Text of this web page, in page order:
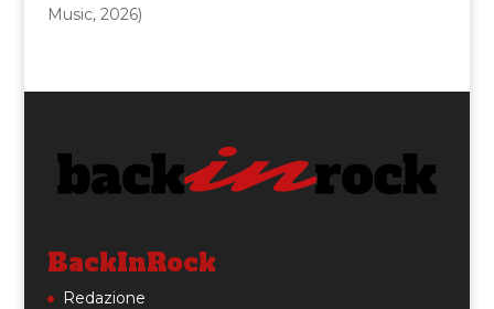
Music, 2026)
BackInRock
Redazione